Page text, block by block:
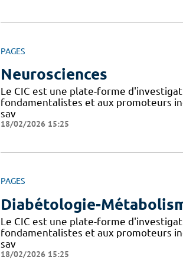
PAGES
Neurosciences
Le CIC est une plate-forme
fondamentalistes et aux promoteurs
sav
18/02/2026 15:25
PAGES
Diabétologie-
Le CIC est une plate-forme
fondamentalistes et aux promoteurs
sav
18/02/2026 15:25